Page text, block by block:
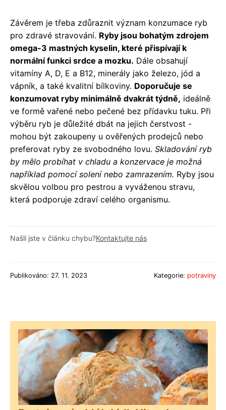
Závěrem je třeba zdůraznit význam konzumace ryb
pro zdravé stravování. Ryby jsou bohatým zdrojem
omega-3 mastných kyselin, které přispívají k
normální funkci srdce a mozku. Dále obsahují
vitamíny A, D, E a B12, minerály jako železo, jód a
vápník, a také kvalitní bílkoviny. Doporučuje se
konzumovat ryby minimálně dvakrát týdně, ideálně
ve formě vařené nebo pečené bez přídavku tuku. Při
výběru ryb je důležité dbát na jejich čerstvost -
mohou být zakoupeny u ověřených prodejců nebo
preferovat ryby ze svobodného lovu. Skladování ryb
by mělo probíhat v chladu a konzervace je možná
například pomocí solení nebo zamrazením. Ryby jsou
skvělou volbou pro pestrou a vyváženou stravu,
která podporuje zdraví celého organismu.
Našli jste v článku chybu?Kontaktujte nás
Publikováno: 27. 11. 2023 Kategorie: potraviny